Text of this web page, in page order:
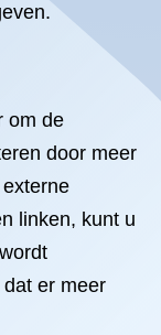
om de
door meer
linken, kunt u
er meer